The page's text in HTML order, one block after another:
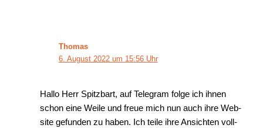
Thomas
6. August 2022 um 15:56 Uhr
Hal­lo Herr Spitz­bart, auf Tele­gram fol­ge ich ihnen
schon eine Wei­le und freue mich nun auch ihre Web­
site gefun­den zu haben. Ich tei­le ihre Ansich­ten voll­